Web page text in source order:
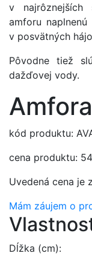
v najrôznejších
amforu
v posvätných
Pôvodne tiež
dažďovej vody.
kód produktu:
cena produktu:
Uvedená cena je
Mám záujem o
Dĺžka (cm):